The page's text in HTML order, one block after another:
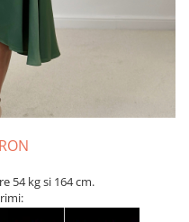
54 kg si 164 cm.